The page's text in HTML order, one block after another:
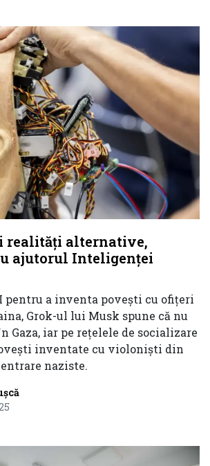
realități alternative,
ajutorul Inteligenței
pentru a inventa povești cu ofițeri
Grok-ul lui Musk spune că nu
Gaza, iar pe rețelele de socializare
inventate cu violoniști din
naziste.